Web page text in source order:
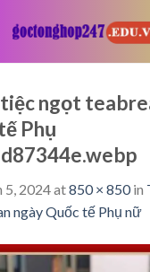
tiệc ngọt
Phụ
5, 2024at850 × 850in
ngày Quốc tế Phụ nữ